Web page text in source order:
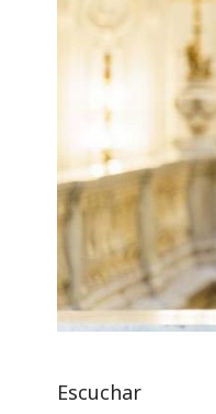
Escuchar